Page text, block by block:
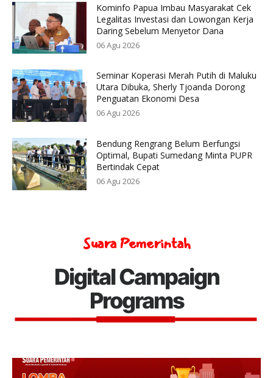
Kominfo Papua Imbau Masyarakat Cek
Legalitas Investasi dan Lowongan Kerja
Daring Sebelum Menyetor Dana
06 Agu 2026
Seminar Koperasi Merah Putih di Maluku
Utara Dibuka, Sherly Tjoanda Dorong
Penguatan Ekonomi Desa
06 Agu 2026
Bendung Rengrang Belum Berfungsi
Optimal, Bupati Sumedang Minta PUPR
Bertindak Cepat
06 Agu 2026
Suara Pemerintah
Digital Campaign
Programs